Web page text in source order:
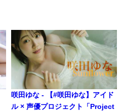
咲田ゆな - 【#咲田ゆな】アイド
ル × 声優プロジェクト「Project